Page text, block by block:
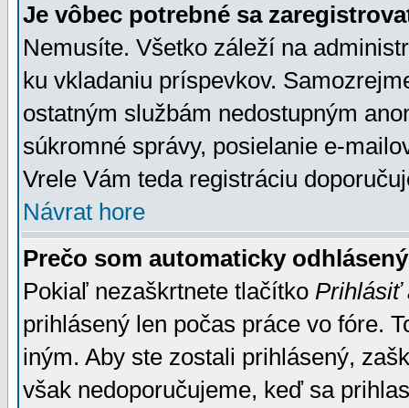
Je vôbec potrebné sa
Nemusíte. Všetko záleží na
ku vkladaniu príspevkov.
ostatným službám nedostupným
súkromné správy, posielanie e-
Vrele Vám teda registráciu
Návrat hore
Prečo som automaticky
Pokiaľ nezaškrtnete tlačítko Prihlásiť
prihlásený len počas práce vo fóre.
iným. Aby ste zostali prihlásený,
však nedoporučujeme, keď sa